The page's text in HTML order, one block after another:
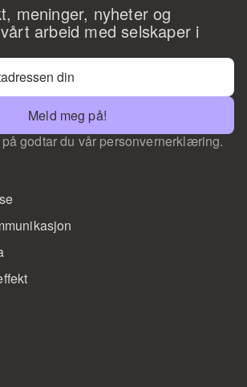
meninger, nyheter og
arbeid med selskaper i
Meld meg på!
godtar du vår personvernerklæring.